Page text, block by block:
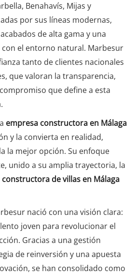
Benahavís, Mijas y
por sus líneas modernas,
de alta gama y una
el entorno natural. Marbesur
tanto de clientes nacionales
que valoran la transparencia,
que define a esta
empresa constructora en Málaga
y la convierta en realidad,
la mejor opción. Su enfoque
unido a su amplia trayectoria, la
constructora de villas en Málaga
nació con una visión clara:
joven para revolucionar el
Gracias a una gestión
de reinversión y una apuesta
se han consolidado como